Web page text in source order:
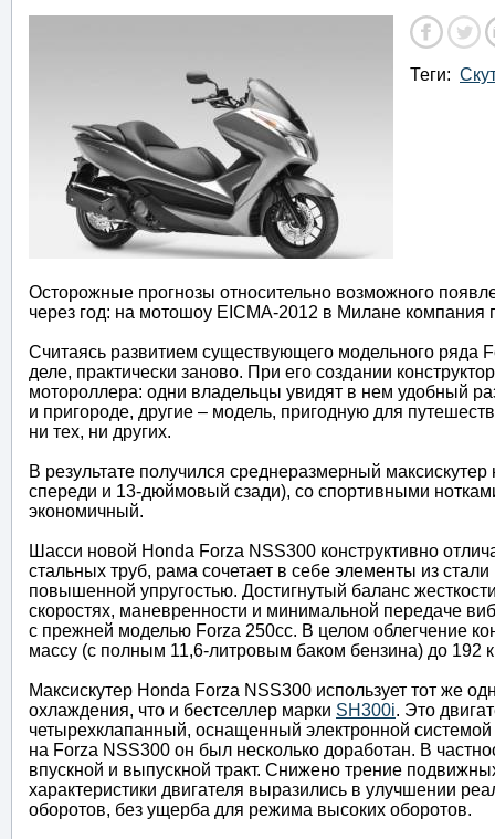
Теги:
Осторожные прогнозы относительно возможного
через год: на мотошоу EICMA-2012 в Милане компания
Считаясь развитием существующего модельного ряда
деле, практически заново. При его создании
мотороллера: одни владельцы увидят в нем удобный
и пригороде, другие – модель, пригодную для
ни тех, ни других.
В результате получился среднеразмерный
спереди и 13-дюймовый сзади), со спортивными
экономичный.
Шасси новой Honda Forza NSS300 конструктивно
стальных труб, рама сочетает в себе элементы из
повышенной упругостью. Достигнутый баланс
скоростях, маневренности и минимальной передаче
с прежней моделью Forza 250сс. В целом облегчение
массу (с полным 11,6-литровым баком бензина) до 192
Максискутер Honda Forza NSS300 использует тот же
охлаждения, что и бестселлер марки SH300i. Это
четырехклапанный, оснащенный электронной
на Forza NSS300 он был несколько доработан. В
впускной и выпускной тракт. Снижено трение
характеристики двигателя выразились в улучшении
оборотов, без ущерба для режима высоких оборотов.